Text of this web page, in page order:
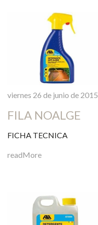
viernes 26 de junio de 2015
FILA NOALGE
FICHA TECNICA
readMore